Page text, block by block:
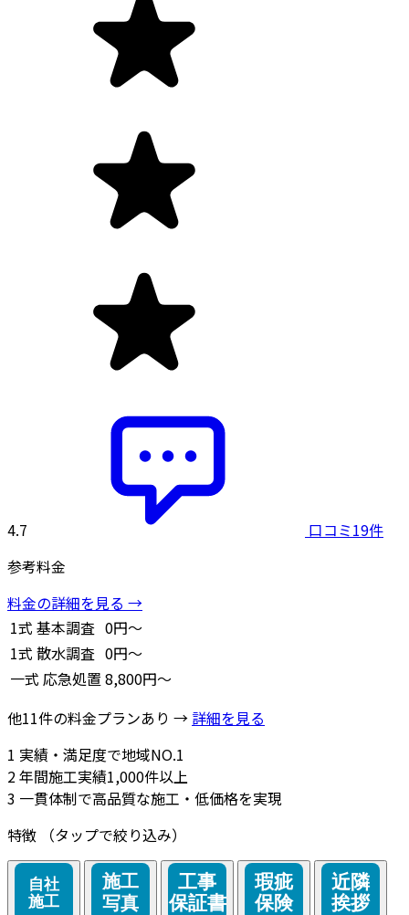
4.7
口コミ19件
参考料金
料金の詳細を見る →
1式 基本調査 0円～
1式 散水調査 0円～
一式 応急処置 8,800円～
他11件の料金プランあり → 詳細を見る
1 実績・満足度で地域NO.1
2年間施工実績1,000件以上
3 一貫体制で高品質な施工・低価格を実現
特徴
（タップで絞り込み）